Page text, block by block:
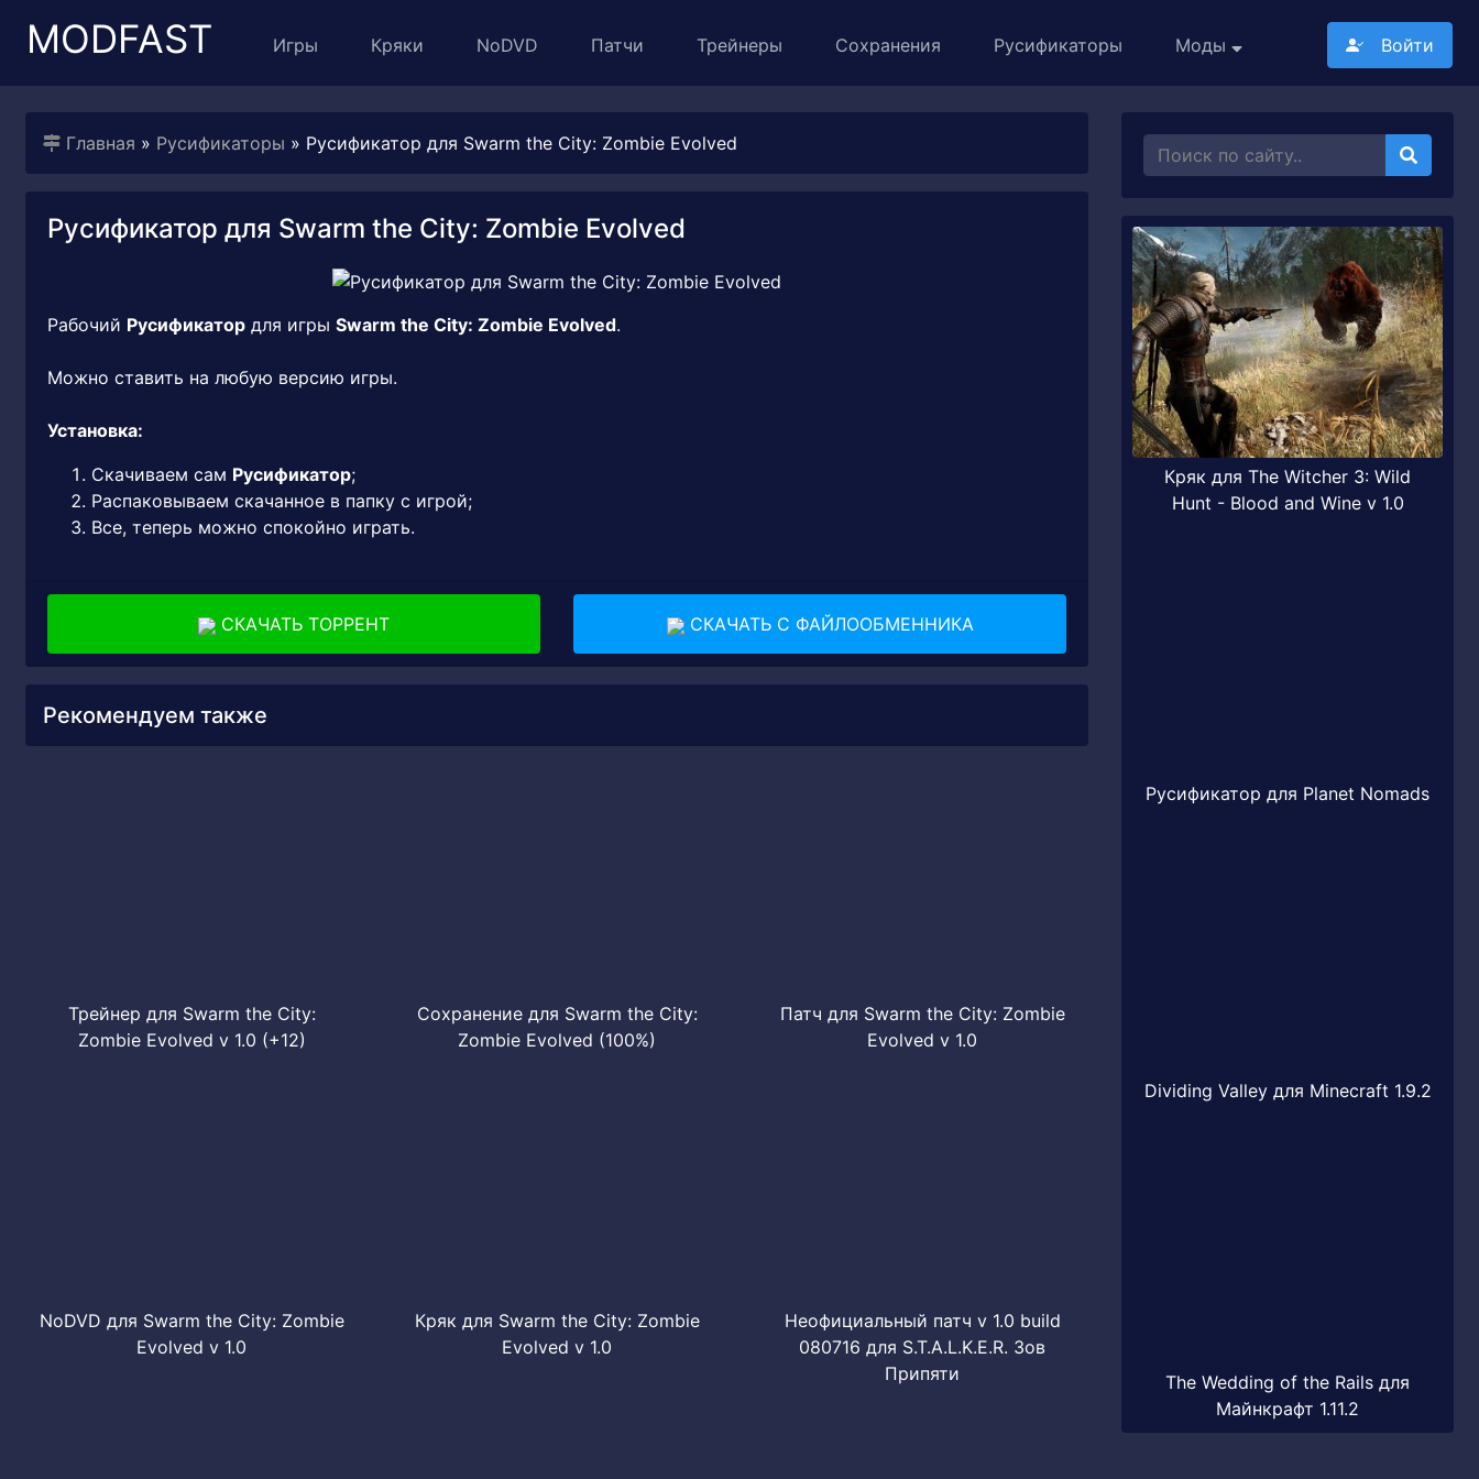
MODFAST Игры Кряки NoDVD Патчи Трейнеры Сохранения Русификаторы Моды Войти
Главная » Русификаторы » Русификатор для Swarm the City: Zombie Evolved
Русификатор для Swarm the City: Zombie Evolved
Рабочий Русификатор для игры Swarm the City: Zombie Evolved.
Можно ставить на любую версию игры.
Установка:
Скачиваем сам Русификатор;
Распаковываем скачанное в папку с игрой;
Все, теперь можно спокойно играть.
СКАЧАТЬ ТОРРЕНТ СКАЧАТЬ С ФАЙЛООБМЕННИКА
Рекомендуем также
Трейнер для Swarm the City:
Zombie Evolved v 1.0 (+12)
Сохранение для Swarm the City:
Zombie Evolved (100%)
Патч для Swarm the City: Zombie
Evolved v 1.0
NoDVD для Swarm the City: Zombie
Evolved v 1.0
Кряк для Swarm the City: Zombie
Evolved v 1.0
Неофициальный патч v 1.0 build
080716 для S.T.A.L.K.E.R. Зов
Припяти
Кряк для The Witcher 3: Wild
Hunt - Blood and Wine v 1.0
Русификатор для Planet Nomads
Dividing Valley для Minecraft 1.9.2
The Wedding of the Rails для
Майнкрафт 1.11.2